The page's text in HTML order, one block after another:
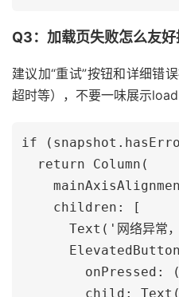
Q3：加载页失败怎么友好
建议加“重试”按钮和详细错
超时等），不要一味展示
if
  return Column(
    children: [
Text('网络异常
onPressed:
child: